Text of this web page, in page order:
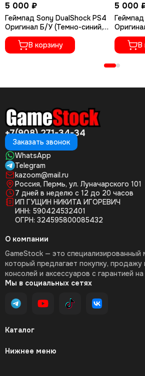
5 000 ₽
Геймпад Sony DualShock PS4
Оригинал Б/У (Темно-синий,
Midnight Blue, Датчики холла)
В корзину
5 000
В
+7(908) 271-34-34
Заказать звонок
WhatsApp
Telegram
kazoom@mail.ru
Россия, Пермь, ул. Луначарского 101
7 дней в неделю с 12 до 20 часов
ИП ГУЩИН НИКИТА ИГОРЕВИЧ
ИНН: 590424532401
ОГРН: 324595800085432
Каталог
Нижнее меню
О компании
GameStock — это специализированный
который предлагает покупку, продажу
консолей и аксессуаров с гарантией
Мы в социальных сетях